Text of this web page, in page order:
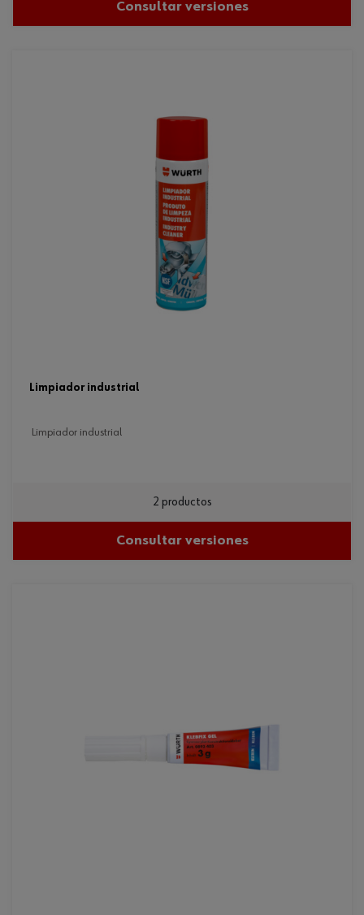
Consultar versiones
limpiador industrial
limpiador industrial
2 productos
Consultar versiones